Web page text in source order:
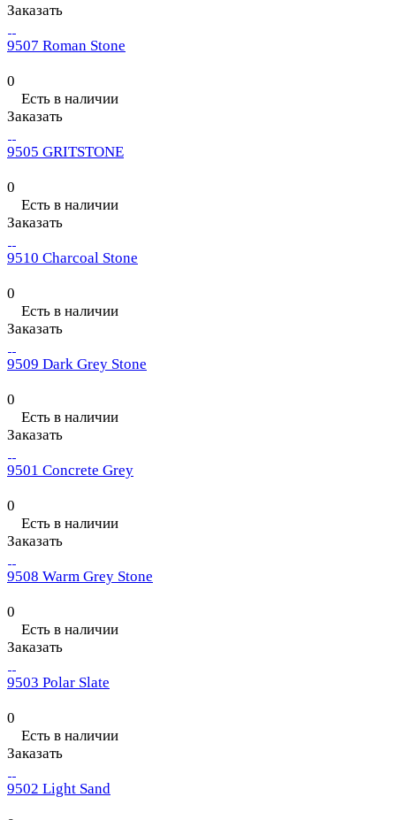
Заказать
9507 Roman Stone
0
Есть в наличии
Заказать
9505 GRITSTONE
0
Есть в наличии
Заказать
9510 Charcoal Stone
0
Есть в наличии
Заказать
9509 Dark Grey Stone
0
Есть в наличии
Заказать
9501 Concrete Grey
0
Есть в наличии
Заказать
9508 Warm Grey Stone
0
Есть в наличии
Заказать
9503 Polar Slate
0
Есть в наличии
Заказать
9502 Light Sand